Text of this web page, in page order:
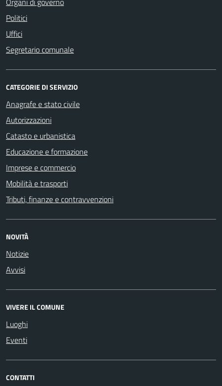
Politici
Uffici
Segretario comunale
CATEGORIE DI SERVIZIO
Anagrafe e stato civile
Autorizzazioni
Catasto e urbanistica
Educazione e formazione
Imprese e commercio
Mobilità e trasporti
Tributi, finanze e contravvenzioni
NOVITÀ
Notizie
Avvisi
VIVERE IL COMUNE
Luoghi
Eventi
CONTATTI